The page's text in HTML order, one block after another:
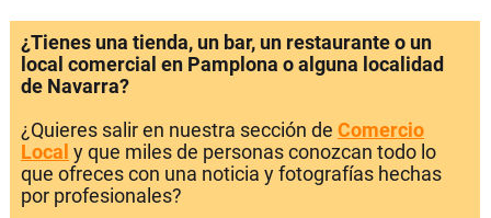
¿Tienes una tienda, un bar, un restaurante o un
local comercial en Pamplona o alguna localidad
de Navarra?
¿Quieres salir en nuestra sección de Comercio
Local y que miles de personas conozcan todo lo
que ofreces con una noticia y fotografías hechas
por profesionales?